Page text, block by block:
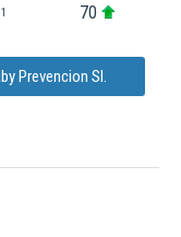
70
Prevencion Sl.